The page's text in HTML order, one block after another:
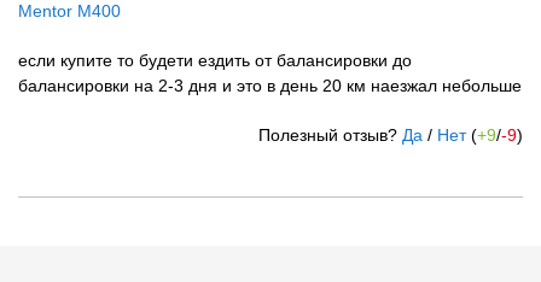
Mentor M400
если купите то будети ездить от балансировки до
балансировки на 2-3 дня и это в день 20 км наезжал небольше
Полезный отзыв? Да / Нет (+9/-9)